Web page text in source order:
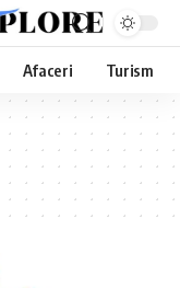
Afaceri Turism